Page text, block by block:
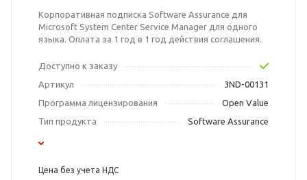
Корпоративная подписка Software Assurance для
Microsoft System Center Service Manager для одного
языка. Оплата за 1 год в 1 год действия соглашения.
Доступно к заказу
Артикул
3ND-00131
Программа лицензирования
Open Value
Тип продукта
Software Assurance
Цена без учета НДС